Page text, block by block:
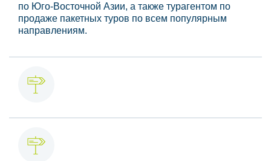
по Юго-Восточной Азии, а также турагентом по
продаже пакетных туров по всем популярным
направлениям.